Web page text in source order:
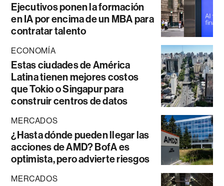
Ejecutivos ponen la formación
en IA por encima de un MBA para
contratar talento
ECONOMÍA
Estas ciudades de América
Latina tienen mejores costos
que Tokio o Singapur para
construir centros de datos
MERCADOS
¿Hasta dónde pueden llegar las
acciones de AMD? BofA es
optimista, pero advierte riesgos
MERCADOS